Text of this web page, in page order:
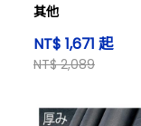
其他
NT$ 1,671 起
NT$ 2,089